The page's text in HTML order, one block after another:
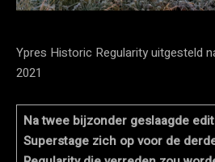
Ypres Historic Regularity uitgesteld
2021
Na twee bijzonder geslaagde
Superstage zich op voor de